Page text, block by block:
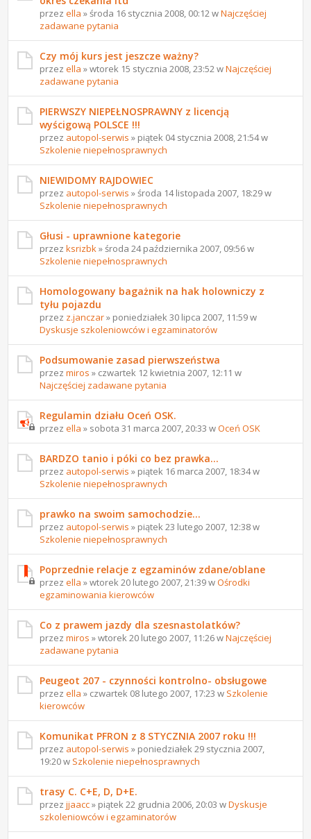
przezella » środa 16 stycznia 2008, 00:12 wNajczęściej
zadawane pytania
Czy mój kurs jest jeszcze ważny?
przezella » wtorek 15 stycznia 2008, 23:52 wNajczęściej
zadawane pytania
PIERWSZY NIEPEŁNOSPRAWNY z licencją
wyścigową POLSCE !!!
przez autopol-serwis » piątek 04 stycznia 2008, 21:54 w
Szkolenie niepełnosprawnych
NIEWIDOMY RAJDOWIEC
przez autopol-serwis » środa 14 listopada 2007, 18:29 w
Szkolenie niepełnosprawnych
Głusi - uprawnione kategorie
przezksrizbk » środa 24 października 2007, 09:56 w
Szkolenie niepełnosprawnych
Homologowany bagażnik na hak holowniczy z
tyłu pojazdu
przez z.janczar» poniedziałek 30 lipca 2007, 11:59 w
Dyskusje szkoleniowców i egzaminatorów
Podsumowanie zasad pierwszeństwa
przezmiros » czwartek 12 kwietnia 2007, 12:11 w
Najczęściej zadawane pytania
Regulamin działu Oceń OSK.
przezella » sobota 31 marca 2007, 20:33 wOceń OSK
BARDZO tanio i póki co bez prawka...
przez autopol-serwis » piątek 16 marca 2007, 18:34 w
Szkolenie niepełnosprawnych
prawko na swoim samochodzie...
przez autopol-serwis » piątek 23 lutego 2007, 12:38 w
Szkolenie niepełnosprawnych
Poprzednie relacje z egzaminów zdane/oblane
przezella » wtorek 20 lutego 2007, 21:39 wOśrodki
egzaminowania kierowców
Co z prawem jazdy dla szesnastolatków?
przezmiros » wtorek 20 lutego 2007, 11:26 wNajczęściej
zadawane pytania
Peugeot 207 - czynności kontrolno- obsługowe
przezella » czwartek 08 lutego 2007, 17:23 w Szkolenie
kierowców
Komunikat PFRON z 8 STYCZNIA 2007 roku !!!
przez autopol-serwis » poniedziałek 29 stycznia 2007,
19:20 w Szkolenie niepełnosprawnych
trasy C. C+E, D, D+E.
przezjjaacc» piątek 22 grudnia 2006, 20:03 wDyskusje
szkoleniowców i egzaminatorów